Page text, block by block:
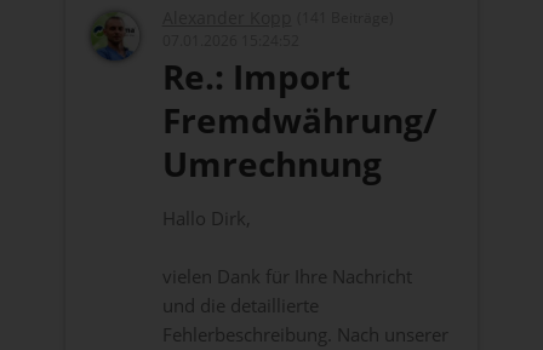
Re.: Import
Fremdwährung/
Umrechnung
Hallo Dirk,
vielen Dank für Ihre Nachricht
und die detaillierte
Fehlerbeschreibung. Nach unserer